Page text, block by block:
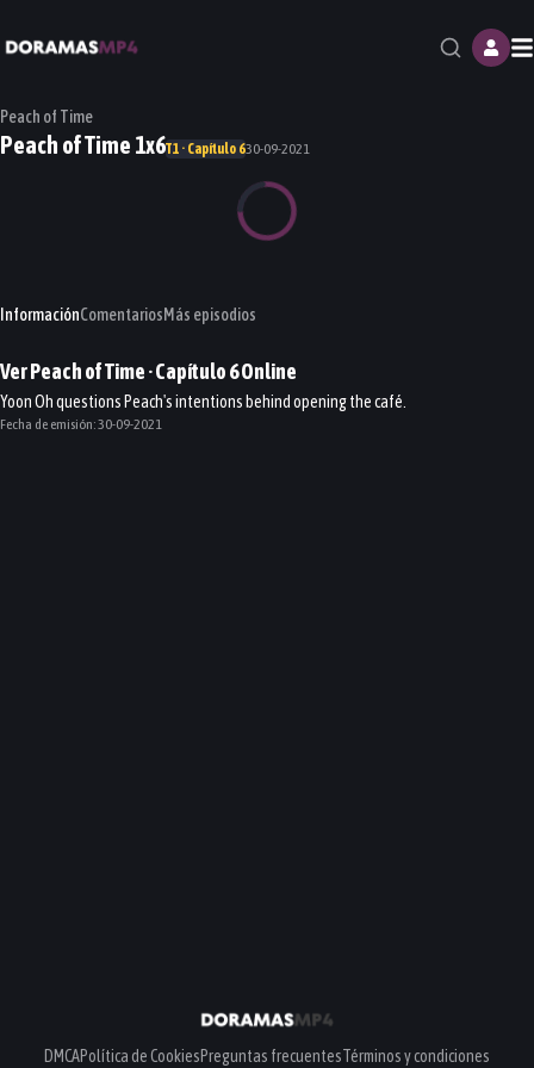
Peach of Time
Peach of Time 1x6T1 · Capítulo 630-09-2021
InformaciónComentariosMás episodios
VerPeach of Time· Capítulo6Online
Yoon Oh questions Peach's intentions behind opening the café.
Fecha de emisión:30-09-2021
DMCAPolítica de CookiesPreguntas frecuentesTérminos y condiciones